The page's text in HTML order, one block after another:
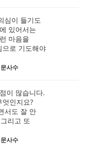
심이 들기도
있어서는
마음을
으로 기도해야
문사수
이 많습니다.
인지요?
서도 잘 안
리고 또
문사수